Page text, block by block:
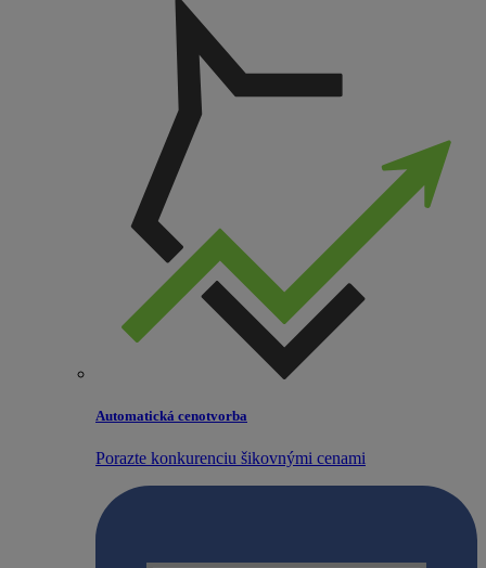
Automatická cenotvorba
Porazte konkurenciu šikovnými cenami